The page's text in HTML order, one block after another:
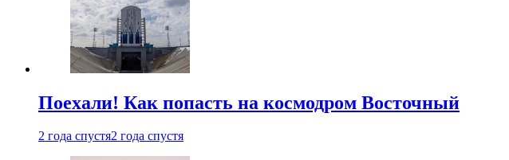
Поехали! Как попасть на космодром Восточный
2 года спустя2 года спустя